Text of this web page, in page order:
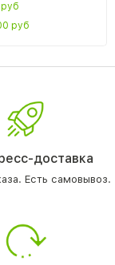
руб
доставка
Есть самовывоз.